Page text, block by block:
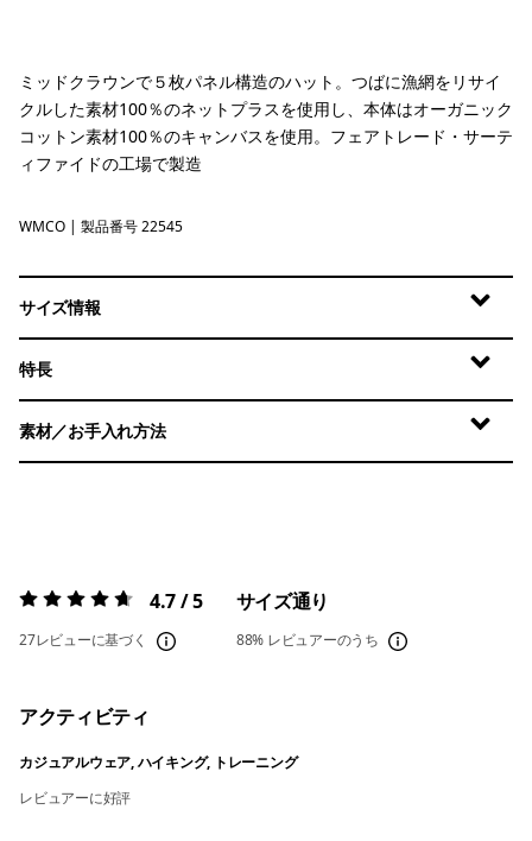
ミッドクラウンで５枚パネル構造のハット。つばに漁網をリサイ
クルした素材100％のネットプラスを使用し、本体はオーガニック
コットン素材100％のキャンバスを使用。フェアトレード・サーテ
ィファイドの工場で製造
Water People Mark: Coriander Brown
WMCO | 製品番号 22545
サイズ情報
特長
素材／お手入れ方法
評価:4.7 / 5 4.7 / 5
27レビューに基づく
サイズ通り
88% レビュアーのうち
アクティビティ
カジュアルウェア, ハイキング, トレーニング
レビュアーに好評